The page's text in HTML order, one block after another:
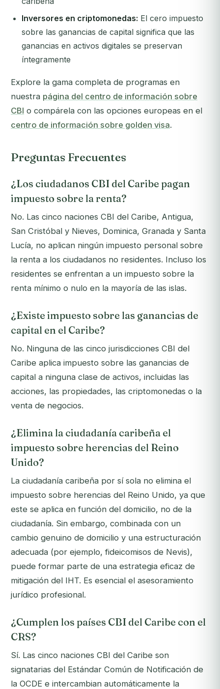
Inversores en criptomonedas: El cero impuesto
sobre las ganancias de capital significa que las
ganancias en activos digitales se preservan
íntegramente
Explore la gama completa de programas en
nuestra página del centro de información sobre
CBI o compárela con las opciones europeas en el
centro de información sobre golden visa.
Preguntas Frecuentes
¿Los ciudadanos CBI del Caribe pagan
impuesto sobre la renta?
No. Las cinco naciones CBI del Caribe, Antigua,
San Cristóbal y Nieves, Dominica, Granada y Santa
Lucía, no aplican ningún impuesto personal sobre
la renta a los ciudadanos no residentes. Incluso los
residentes se enfrentan a un impuesto sobre la
renta mínimo o nulo en la mayoría de las islas.
¿Existe impuesto sobre las ganancias de
capital en el Caribe?
No. Ninguna de las cinco jurisdicciones CBI del
Caribe aplica impuesto sobre las ganancias de
capital a ninguna clase de activos, incluidas las
acciones, las propiedades, las criptomonedas o la
venta de negocios.
¿Elimina la ciudadanía caribeña el
impuesto sobre herencias del Reino
Unido?
La ciudadanía caribeña por sí sola no elimina el
impuesto sobre herencias del Reino Unido, ya que
este se aplica en función del domicilio, no de la
ciudadanía. Sin embargo, combinada con un
cambio genuino de domicilio y una estructuración
adecuada (por ejemplo, fideicomisos de Nevis),
puede formar parte de una estrategia eficaz de
mitigación del IHT. Es esencial el asesoramiento
jurídico profesional.
¿Cumplen los países CBI del Caribe con el
CRS?
Sí. Las cinco naciones CBI del Caribe son
signatarias del Estándar Común de Notificación de
la OCDE e intercambian automáticamente la